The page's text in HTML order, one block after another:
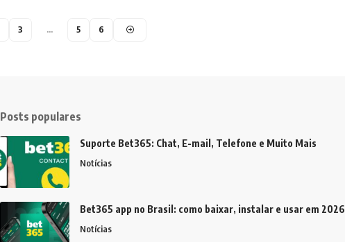
3 … 5 6
Posts populares
Suporte Bet365: Chat, E-mail, Telefone e Muito Mais
Notícias
Bet365 app no Brasil: como baixar, instalar e usar em 2026
Notícias